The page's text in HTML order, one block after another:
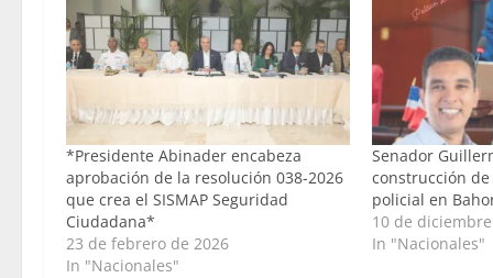
*Presidente Abinader encabeza
aprobación de la resolución 038-2026
que crea el SISMAP Seguridad
Ciudadana*
23 de febrero de 2026
In "Nacionales"
Senador
construcción
policial en
10 de
In "Nacionales"